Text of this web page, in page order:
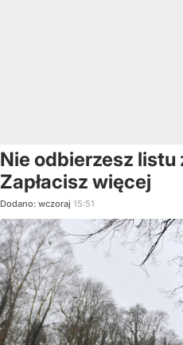
Nie odbierzesz listu
Zapłacisz więcej
Dodano: wczoraj 15:51